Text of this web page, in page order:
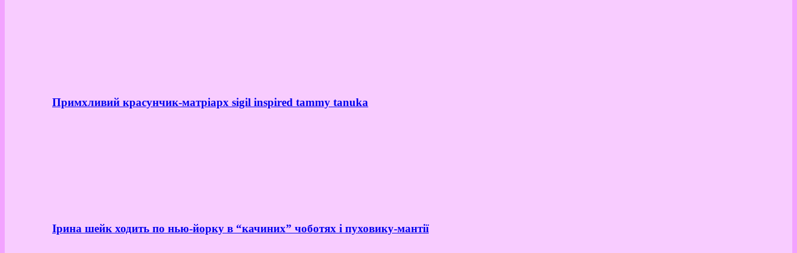
Примхливий красунчик-матріарх sigil inspired tammy tanuka
Ірина шейк ходить по нью-йорку в “качиних” чоботях і пуховику-мантії